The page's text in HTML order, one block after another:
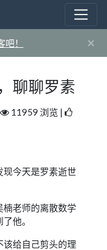
！ ×
聊聊罗素
11959 浏览 |
现今天是罗素逝世
楠老师的离散数学
他。
给自己剪头的理